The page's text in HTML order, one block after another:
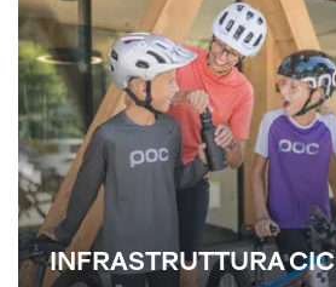
INFRASTRUTTURA